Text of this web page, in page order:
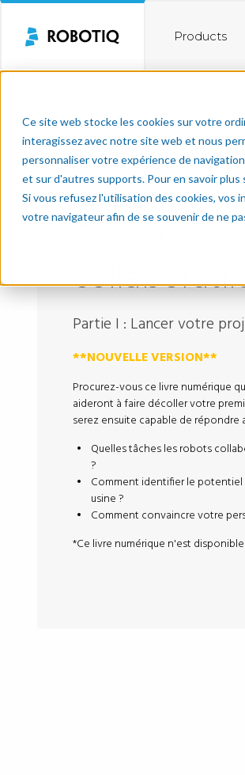
Ce site web stocke les cookies sur votre
interagissez avec notre site web et nous
personnaliser votre expérience de
et sur d'autres supports. Pour en savoir
Si vous refusez l'utilisation des cookies, vos
votre navigateur afin de se souvenir de ne
Products
Débuter
Partie I : Lancer votre
**NOUVELLE VERSION**
Procurez-vous ce livre numérique
aideront à faire décoller votre
serez ensuite capable de répondre
Quelles tâches les robots
?
Comment identifier le
usine ?
Comment convaincre votre
*Ce livre numérique n'est